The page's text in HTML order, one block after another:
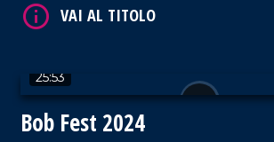
25:53
Bob Fest 2024